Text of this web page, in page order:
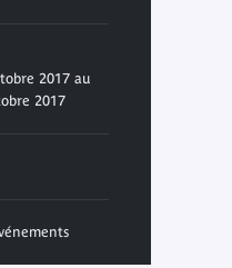
2017 au
2017